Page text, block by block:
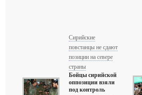
Сирийские
повстанцы не сдают
позиции на севере
страны
Бойцы сирийской
оппозиции взяли
под контроль